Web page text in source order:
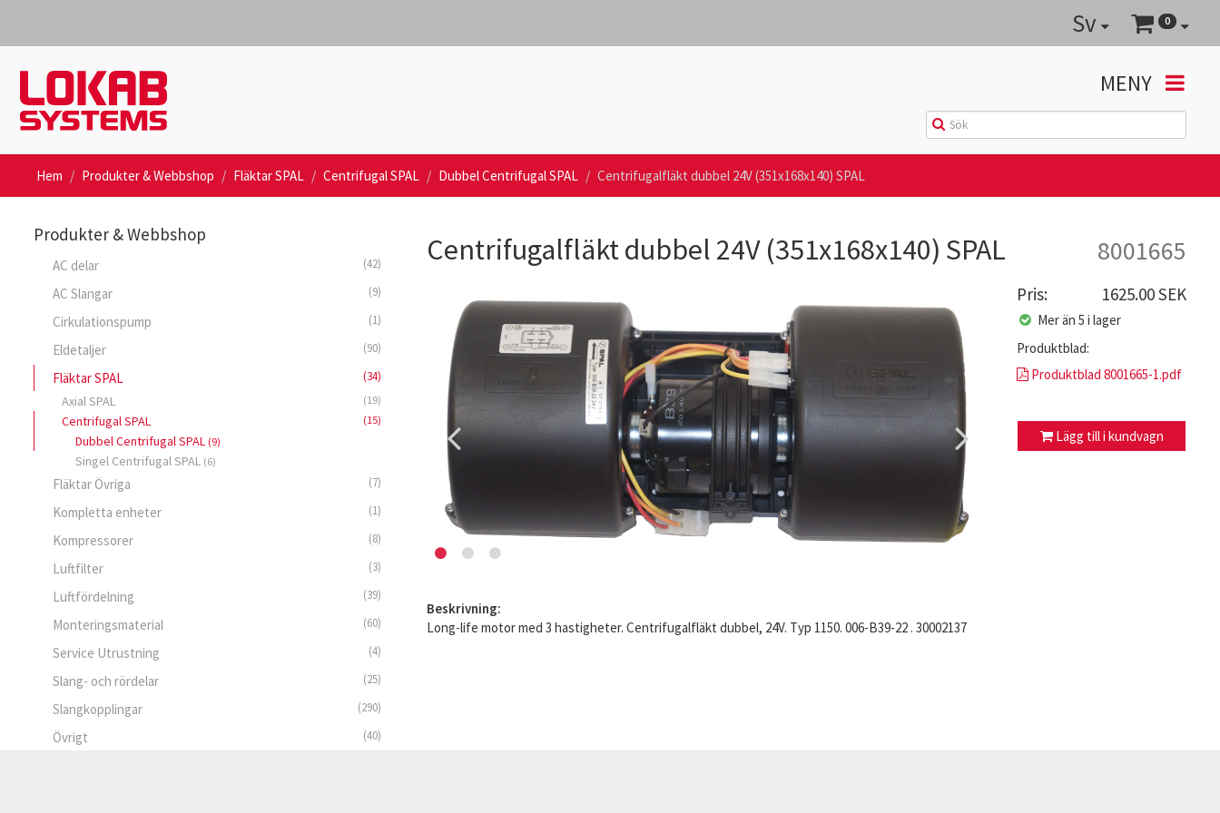
0
Sv
MENY
Hem Produkter & Webbshop Fläktar SPAL Centrifugal SPAL Dubbel Centrifugal SPAL Centrifugalfläkt dubbel 24V (351x168x140) SPAL
Produkter & Webbshop
AC delar (42)
AC Slangar (9)
Cirkulationspump (1)
Eldetaljer (90)
Fläktar SPAL (34)
Axial SPAL (19)
Centrifugal SPAL (15)
Dubbel Centrifugal SPAL (9)
Singel Centrifugal SPAL (6)
Fläktar Övriga (7)
Kompletta enheter (1)
Kompressorer (8)
Luftfilter (3)
Luftfördelning (39)
Monteringsmaterial (60)
Service Utrustning (4)
Slang- och rördelar (25)
Slangkopplingar (290)
Övrigt (40)
8001665
Centrifugalfläkt dubbel 24V (351x168x140) SPAL
Beskrivning:
Long-life motor med 3 hastigheter. Centrifugalfläkt dubbel, 24V. Typ 1150. 006-B39-22 . 30002137
Pris: 1625.00 SEK
Mer än 5 i lager
Produktblad:
Produktblad 8001665-1.pdf
Lägg till i kundvagn